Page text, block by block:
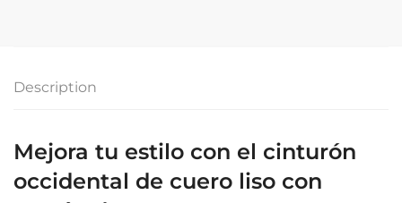
Description
Mejora tu estilo con el cinturón
occidental de cuero liso con